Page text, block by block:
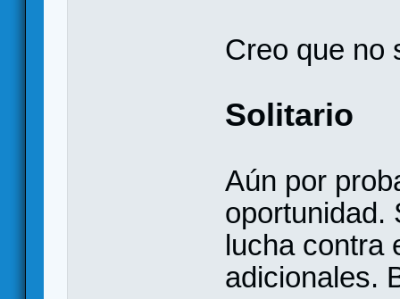
Creo que no
Solitario
Aún por
oportunidad.
lucha contra
adicionales.